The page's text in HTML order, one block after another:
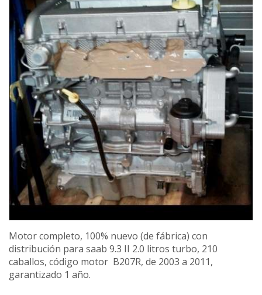
Motor completo, 100% nuevo (de fábrica) con
distribución para saab 9.3 II 2.0 litros turbo, 210
caballos, código motor B207R, de 2003 a 2011,
garantizado 1 año.